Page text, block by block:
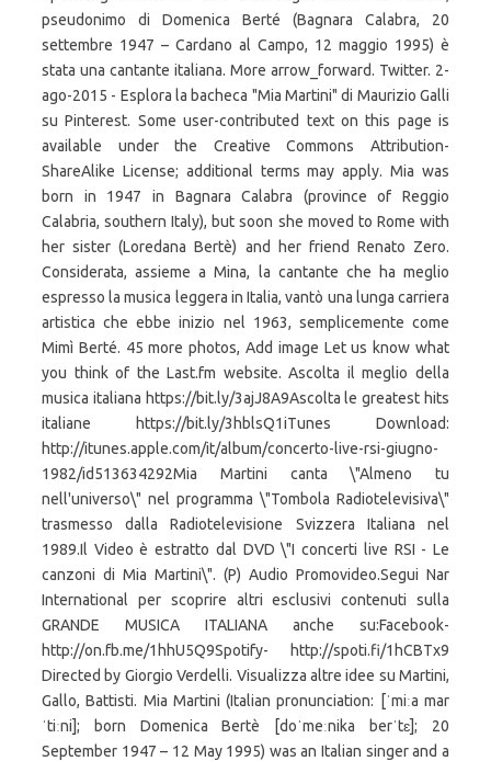
pseudonimo di Domenica Berté (Bagnara Calabra, 20
settembre 1947 – Cardano al Campo, 12 maggio 1995) è
stata una cantante italiana. More arrow_forward. Twitter. 2-
ago-2015 - Esplora la bacheca "Mia Martini" di Maurizio Galli
su Pinterest. Some user-contributed text on this page is
available under the Creative Commons Attribution-
ShareAlike License; additional terms may apply. Mia was
born in 1947 in Bagnara Calabra (province of Reggio
Calabria, southern Italy), but soon she moved to Rome with
her sister (Loredana Bertè) and her friend Renato Zero.
Considerata, assieme a Mina, la cantante che ha meglio
espresso la musica leggera in Italia, vantò una lunga carriera
artistica che ebbe inizio nel 1963, semplicemente come
Mimì Berté. 45 more photos, Add image Let us know what
you think of the Last.fm website. Ascolta il meglio della
musica italiana https://bit.ly/3ajJ8A9Ascolta le greatest hits
italiane https://bit.ly/3hblsQ1iTunes Download:
http://itunes.apple.com/it/album/concerto-live-rsi-giugno-
1982/id513634292Mia Martini canta \"Almeno tu
nell'universo\" nel programma \"Tombola Radiotelevisiva\"
trasmesso dalla Radiotelevisione Svizzera Italiana nel
1989.Il Video è estratto dal DVD \"I concerti live RSI - Le
canzoni di Mia Martini\". (P) Audio Promovideo.Segui Nar
International per scoprire altri esclusivi contenuti sulla
GRANDE MUSICA ITALIANA anche su:Facebook-
http://on.fb.me/1hhU5Q9Spotify- http://spoti.fi/1hCBTx9
Directed by Giorgio Verdelli. Visualizza altre idee su Martini,
Gallo, Battisti. Mia Martini (Italian pronunciation: [ˈmiːa mar
ˈtiːni]; born Domenica Bertè [doˈmeːnika berˈtɛ]; 20
September 1947 – 12 May 1995) was an Italian singer and a